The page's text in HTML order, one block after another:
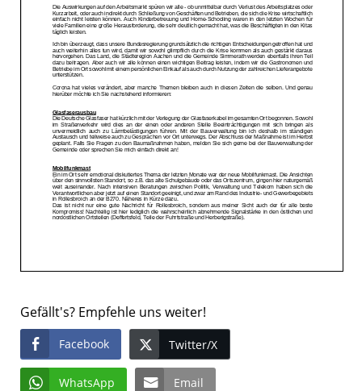
Gefällt's? Empfehle uns weiter!
Facebook Twitter/X
WhatsApp Email